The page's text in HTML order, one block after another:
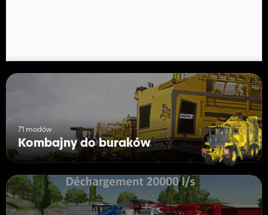
71 modów
Kombajny do buraków